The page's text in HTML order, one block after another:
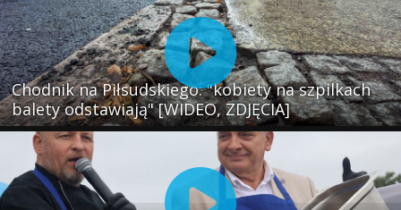
Chodnik na Piłsudskiego: "kobiety na szpilkach
balety odstawiają" [WIDEO, ZDJĘCIA]